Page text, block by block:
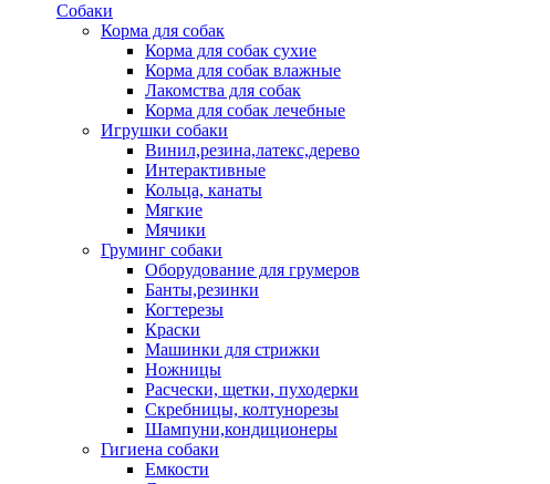
Собаки
Корма для собак
Корма для собак сухие
Корма для собак влажные
Лакомства для собак
Корма для собак лечебные
Игрушки собаки
Винил,резина,латекс,дерево
Интерактивные
Кольца, канаты
Мягкие
Мячики
Груминг собаки
Оборудование для грумеров
Банты,резинки
Когтерезы
Краски
Машинки для стрижки
Ножницы
Расчески, щетки, пуходерки
Скребницы, колтунорезы
Шампуни,кондиционеры
Гигиена собаки
Емкости